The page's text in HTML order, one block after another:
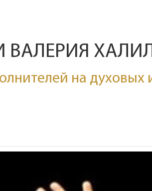
ВАЛЕРИЯ
на духовых